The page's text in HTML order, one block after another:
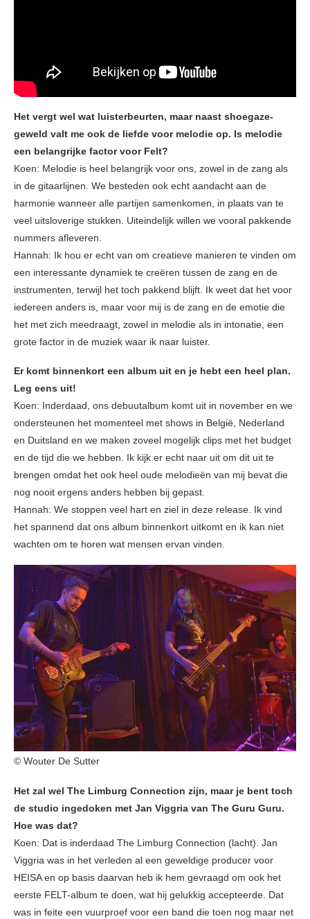
Het vergt wel wat luisterbeurten, maar naast shoegaze-
geweld valt me ook de liefde voor melodie op. Is melodie
een belangrijke factor voor Felt?
Koen: Melodie is heel belangrijk voor ons, zowel in de zang als
in de gitaarlijnen. We besteden ook echt aandacht aan de
harmonie wanneer alle partijen samenkomen, in plaats van te
veel uitsloverige stukken. Uiteindelijk willen we vooral pakkende
nummers afleveren.
Hannah: Ik hou er echt van om creatieve manieren te vinden om
een interessante dynamiek te creëren tussen de zang en de
instrumenten, terwijl het toch pakkend blijft. Ik weet dat het voor
iedereen anders is, maar voor mij is de zang en de emotie die
het met zich meedraagt, zowel in melodie als in intonatie, een
grote factor in de muziek waar ik naar luister.
Er komt binnenkort een album uit en je hebt een heel plan.
Leg eens uit!
Koen: Inderdaad, ons debuutalbum komt uit in november en we
ondersteunen het momenteel met shows in België, Nederland
en Duitsland en we maken zoveel mogelijk clips met het budget
en de tijd die we hebben. Ik kijk er echt naar uit om dit uit te
brengen omdat het ook heel oude melodieën van mij bevat die
nog nooit ergens anders hebben bij gepast.
Hannah: We stoppen veel hart en ziel in deze release. Ik vind
het spannend dat ons album binnenkort uitkomt en ik kan niet
wachten om te horen wat mensen ervan vinden.
© Wouter De Sutter
Het zal wel The Limburg Connection zijn, maar je bent toch
de studio ingedoken met Jan Viggria van The Guru Guru.
Hoe was dat?
Koen: Dat is inderdaad The Limburg Connection (lacht). Jan
Viggria was in het verleden al een geweldige producer voor
HEISA en op basis daarvan heb ik hem gevraagd om ook het
eerste FELT-album te doen, wat hij gelukkig accepteerde. Dat
was in feite een vuurproef voor een band die toen nog maar net